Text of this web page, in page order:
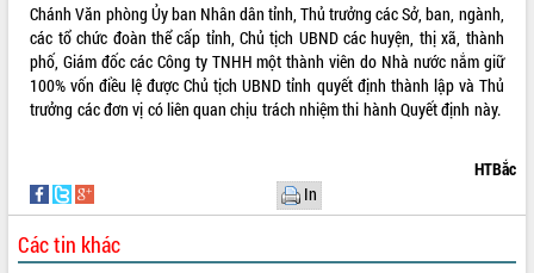
Không có file video nào để phát.
ALBUM ẢNH
Chánh Văn phòng Ủy ban Nhân dân tỉnh, Thủ trưởng các Sở, ban, ngành,
các tổ chức đoàn thể cấp tỉnh, Chủ tịch UBND các huyện, thị xã, thành
phố, Giám đốc các Công ty TNHH một thành viên do Nhà nước nắm giữ
100% vốn điều lệ được Chủ tịch UBND tỉnh quyết định thành lập và Thủ
trưởng các đơn vị có liên quan chịu trách nhiệm thi hành Quyết định này.
HTBắc
In
Các tin khác